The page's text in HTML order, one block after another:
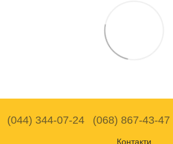
(044) 344-07-24 (068) 867-43-47
Контакти